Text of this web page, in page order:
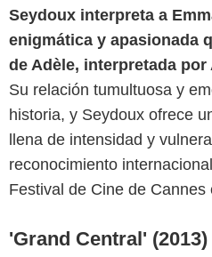
Seydoux interpreta a
enigmática y apasionada
de Adèle, interpretada
Su relación tumultuosa y
historia, y Seydoux ofrece
llena de intensidad y
reconocimiento
Festival de Cine de Cannes
'Grand Central' (2013)